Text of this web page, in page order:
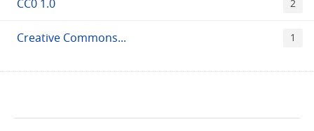
CC0 1.0 2
Creative Commons... 1